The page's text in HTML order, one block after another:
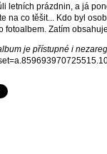
letních prázdnin, a já
na co těšit... Kdo byl
Zatím
je přístupné i